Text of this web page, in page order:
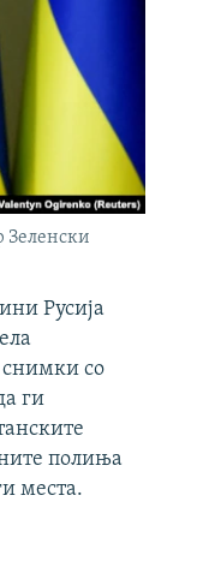
Зеленски
Русија
снимки со
ги
полиња
места.